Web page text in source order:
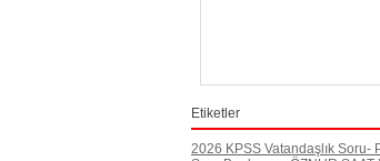
Etiketler
2026 KPSS Vatandaşlık Soru-